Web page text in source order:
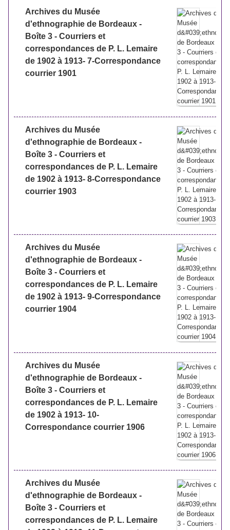
Archives du Musée
d'ethnographie de Bordeaux -
Boîte 3 - Courriers et
correspondances de P. L. Lemaire
de 1902 à 1913- 7-Correspondance
courrier 1901
Archives du Musée
d'ethnographie de Bordeaux -
Boîte 3 - Courriers et
correspondances de P. L. Lemaire
de 1902 à 1913- 8-Correspondance
courrier 1903
Archives du Musée
d'ethnographie de Bordeaux -
Boîte 3 - Courriers et
correspondances de P. L. Lemaire
de 1902 à 1913- 9-Correspondance
courrier 1904
Archives du Musée
d'ethnographie de Bordeaux -
Boîte 3 - Courriers et
correspondances de P. L. Lemaire
de 1902 à 1913- 10-
Correspondance courrier 1906
Archives du Musée
d'ethnographie de Bordeaux -
Boîte 3 - Courriers et
correspondances de P. L. Lemaire